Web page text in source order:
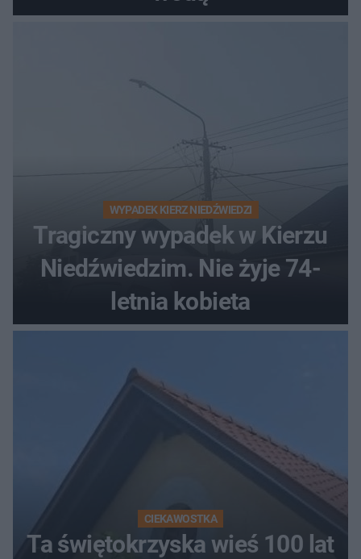
WYPADEK KIERZ NIEDŹWIEDZI
Tragiczny wypadek w Kierzu
Niedźwiedzim. Nie żyje 74-
letnia kobieta
CIEKAWOSTKA
Ta świętokrzyska wieś 100 lat